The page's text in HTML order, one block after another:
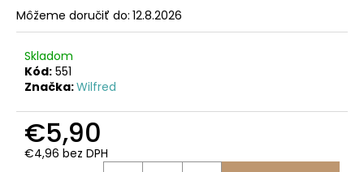
Môžeme doručiť do: 12.8.2026
Skladom
Kód: 551
Značka:Wilfred
€5,90
€4,96 bez DPH
p
ú
č
a
m
e